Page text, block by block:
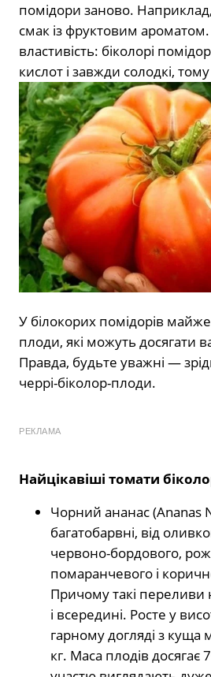
помідори заново.
смак із фруктовим
властивість: біколорі
кислот і завжди солодкі,
У білокорих помідорів
плоди, які можуть досягати
Правда, будьте уважні —
черрі-біколор-плоди.
РЕКЛАМА
Найцікавіші томати
Чорний ананас (Ananas
багатобарвні, від
червоно-бордового,
помаранчевого і
Причому такі переливи
і всередині. Росте у
гарному догляді з куща
кг. Маса плодів досягає